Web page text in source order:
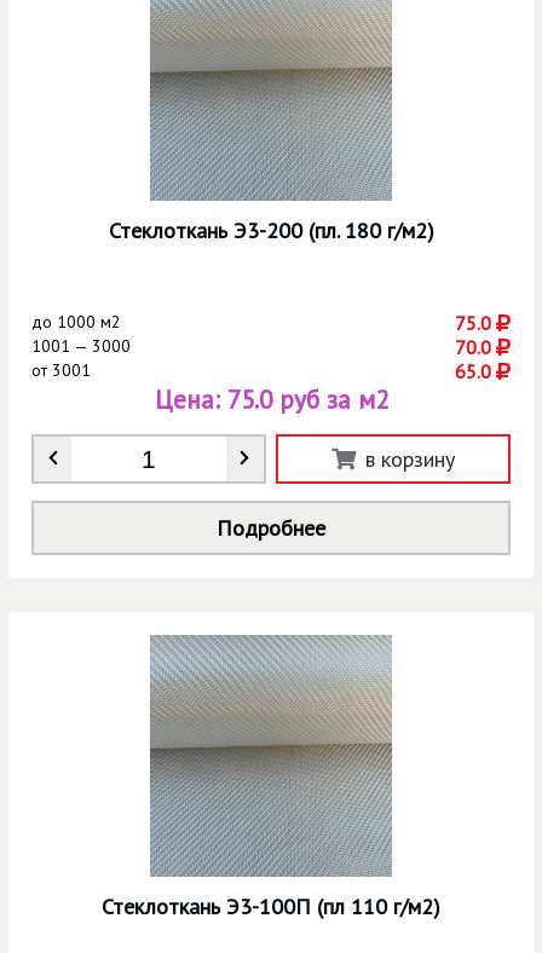
Стеклоткань Э3-200 (пл. 180 г/м2)
до 1000 м2 75.0
1001 — 3000 70.0
от3001 65.0
Количество
Цена: 75.0 руб за м2
в корзину
Подробнее
Стеклоткань Э3-100П (пл 110 г/м2)